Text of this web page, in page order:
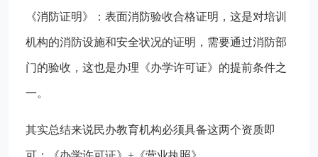
《消防证明》：表面消防验收合格证明‌，这是对培训
机构的消防设施和安全状况的证明，需要通过消防部
门的验收，这也是办理《办学许可证》的提前条件之
一。
其实总结来说民办教育机构必须具备这两个资质即